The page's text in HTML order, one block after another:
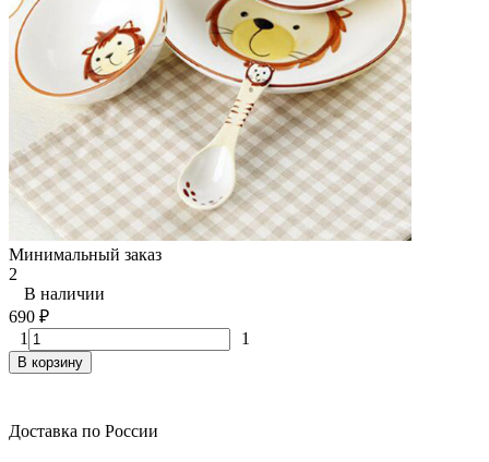
Минимальный заказ
2
В наличии
690 ₽
1
1
В корзину
Доставка по России